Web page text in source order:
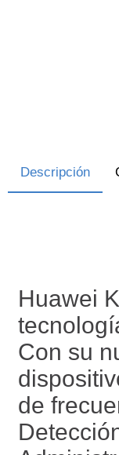
Descripción
Huawei
Con su
de